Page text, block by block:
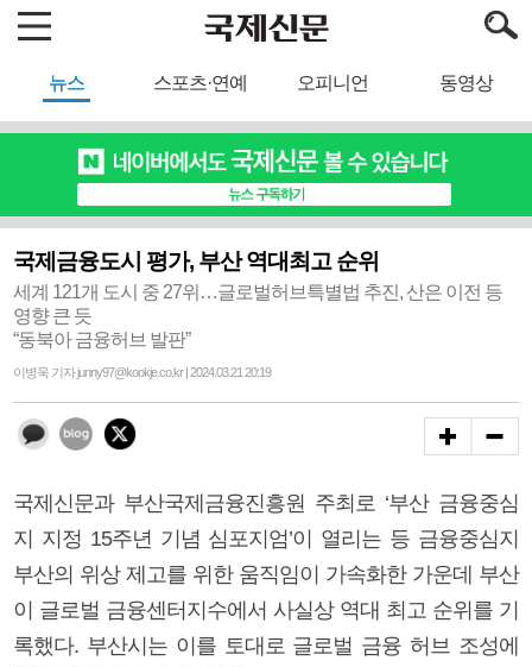
뉴스 스포츠·연예 오피니언 동영상
국제금융도시 평가, 부산 역대최고 순위
세계 121개 도시 중 27위…글로벌허브특별법 추진, 산은 이전 등
영향 큰 듯
“동북아 금융허브 발판”
이병욱 기자 junny97@kookje.co.kr | 2024.03.21 20:19
국제신문과 부산국제금융진흥원 주최로 ‘부산 금융중심
지 지정 15주년 기념 심포지엄’이 열리는 등 금융중심지
부산의 위상 제고를 위한 움직임이 가속화한 가운데 부산
이 글로벌 금융센터지수에서 사실상 역대 최고 순위를 기
록했다. 부산시는 이를 토대로 글로벌 금융 허브 조성에